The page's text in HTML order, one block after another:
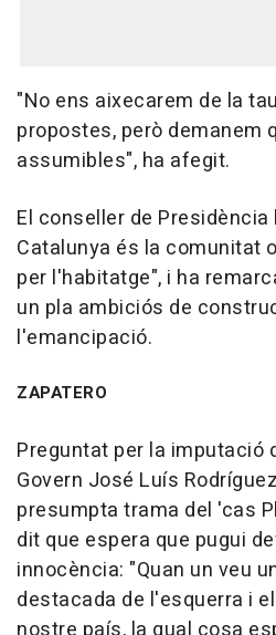
"No ens aixecarem de la
propostes, però demanem
assumibles", ha afegit.
El conseller de
Catalunya és la comunitat
per l'habitatge", i ha
un pla ambiciós de
l'emancipació.
ZAPATERO
Preguntat per la imputació
Govern José Luís
presumpta trama del 'cas
dit que espera que pugui
innocència: "Quan un veu
destacada de l'esquerra i